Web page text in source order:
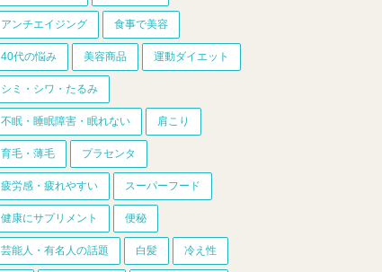
アンチエイジング 食事で美容
40代の悩み 美容商品 運動ダイエット
シミ・シワ・たるみ
不眠・睡眠障害・眠れない 肩こり
育毛・薄毛 プラセンタ
疲労感・疲れやすい スーパーフード
健康にサプリメント 便秘
芸能人・有名人の話題 白髪 冷え性